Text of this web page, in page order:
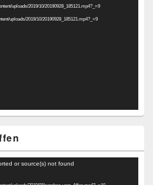
uploads/2019/10/20190928_185121.mp4?_=9
uploads/2019/10/20190928_185121.mp4?_=9
or source(s) not found